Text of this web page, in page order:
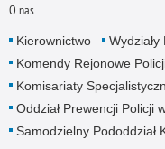
O nas
Kierownictwo Wydziały
Komendy Rejonowe
Komisariaty
Oddział Prewencji Policji
Samodzielny Pododdział